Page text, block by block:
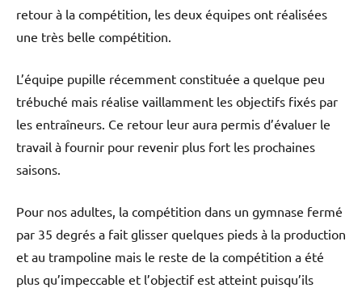
retour à la compétition, les deux équipes ont réalisées
une très belle compétition.
L’équipe pupille récemment constituée a quelque peu
trébuché mais réalise vaillamment les objectifs fixés par
les entraîneurs. Ce retour leur aura permis d’évaluer le
travail à fournir pour revenir plus fort les prochaines
saisons.
Pour nos adultes, la compétition dans un gymnase fermé
par 35 degrés a fait glisser quelques pieds à la production
et au trampoline mais le reste de la compétition a été
plus qu’impeccable et l’objectif est atteint puisqu’ils